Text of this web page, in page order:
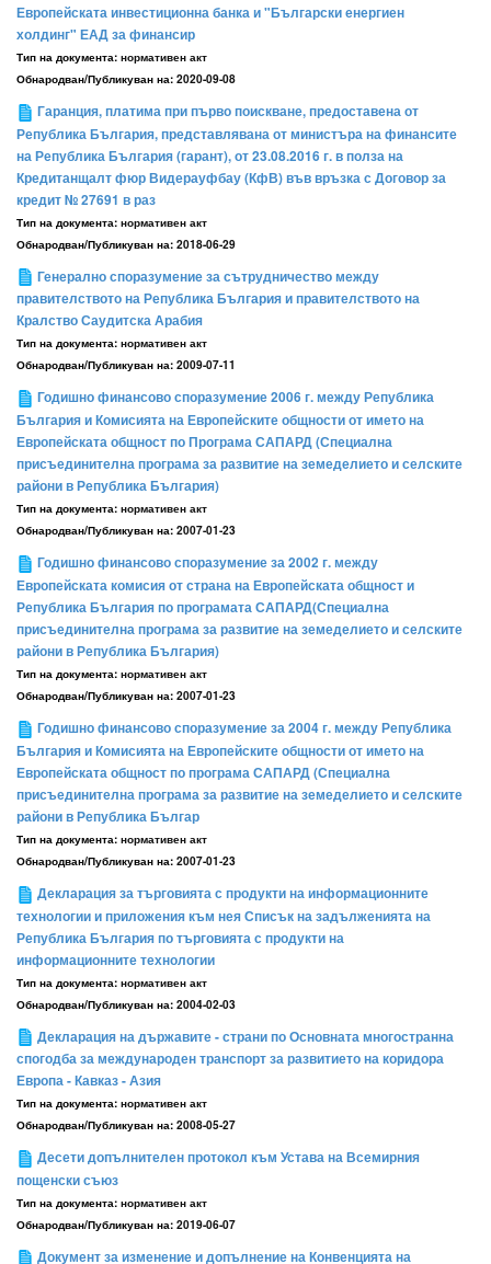
Европейската инвестиционна банка и "Български енергиен
холдинг" ЕАД за финансир
Тип на документа: нормативен акт
Обнародван/Публикуван на: 2020-09-08
Гаранция, платима при първо поискване, предоставена от
Република България, представлявана от министъра на финансите
на Република България (гарант), от 23.08.2016 г. в полза на
Кредитанщалт фюр Видерауфбау (КфВ) във връзка с Договор за
кредит № 27691 в раз
Тип на документа: нормативен акт
Обнародван/Публикуван на: 2018-06-29
Генерално споразумение за сътрудничество между
правителството на Република България и правителството на
Кралство Саудитска Арабия
Тип на документа: нормативен акт
Обнародван/Публикуван на: 2009-07-11
Годишно финансово споразумение 2006 г. между Република
България и Комисията на Европейските общности от името на
Европейската общност по Програма САПАРД (Специална
присъединителна програма за развитие на земеделието и селските
райони в Република България)
Тип на документа: нормативен акт
Обнародван/Публикуван на: 2007-01-23
Годишно финансово споразумение за 2002 г. между
Европейската комисия от страна на Европейската общност и
Република България по програмата САПАРД(Специална
присъединителна програма за развитие на земеделието и селските
райони в Република България)
Тип на документа: нормативен акт
Обнародван/Публикуван на: 2007-01-23
Годишно финансово споразумение за 2004 г. между Република
България и Комисията на Европейските общности от името на
Европейската общност по програма САПАРД (Специална
присъединителна програма за развитие на земеделието и селските
райони в Република Българ
Тип на документа: нормативен акт
Обнародван/Публикуван на: 2007-01-23
Декларация за търговията с продукти на информационните
технологии и приложения към нея Списък на задълженията на
Република България по търговията с продукти на
информационните технологии
Тип на документа: нормативен акт
Обнародван/Публикуван на: 2004-02-03
Декларация на държавите - страни по Основната многостранна
спогодба за международен транспорт за развитието на коридора
Европа - Кавказ - Азия
Тип на документа: нормативен акт
Обнародван/Публикуван на: 2008-05-27
Десети допълнителен протокол към Устава на Всемирния
пощенски съюз
Тип на документа: нормативен акт
Обнародван/Публикуван на: 2019-06-07
Документ за изменение и допълнение на Конвенцията на